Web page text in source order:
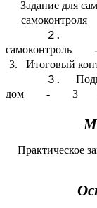
Задание для
3. Итоговый
дом - 3
Практическое